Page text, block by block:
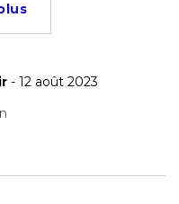
- 12 août 2023